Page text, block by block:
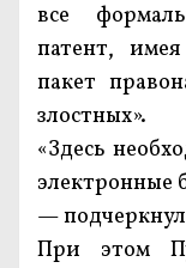
все
патент,
пакет
злостных».
«Здесь
электронные
—
При этом